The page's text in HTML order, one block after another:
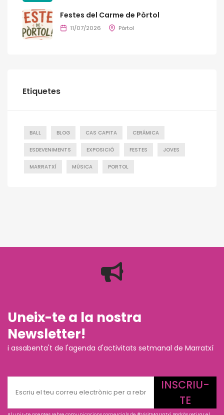
Festes del Carme de Pòrtol
11/07/2026 Pòrtol
Etiquetes
BALL BLOG CAS CAPITA CERÁMICA
ESDEVENIMENTS EXPOSICIÓ FESTES JOVES
MARRATXÍ MÚSICA PORTOL
Uneix-te a la nostra
Newsletter!
i assabenta't de l'agenda d'activitats setmanal de Marratxí
INSCRIU-
TE